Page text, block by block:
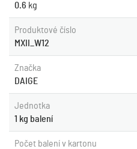
0.6 kg
Produktové číslo
MXII_W12
Značka
DAIGE
Jednotka
1 kg balení
Počet balení v kartonu